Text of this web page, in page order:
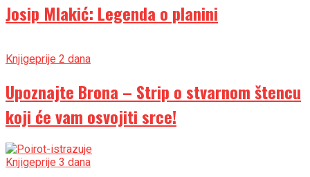
Josip Mlakić: Legenda o planini
Knjigeprije 2 dana
Upoznajte Brona – Strip o stvarnom štencu
koji će vam osvojiti srce!
Knjigeprije 3 dana